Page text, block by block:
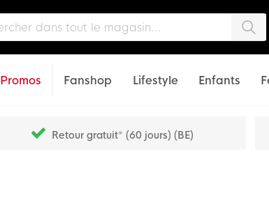
Promos Fanshop Lifestyle Enfants
Retour gratuit* (60 jours) (BE)